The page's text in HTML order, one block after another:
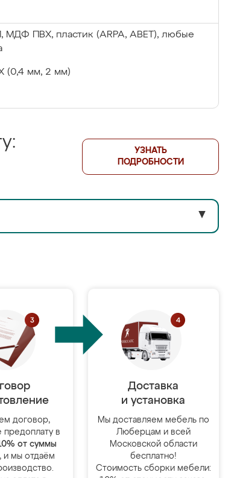
МДФ ПВХ, пластик (ARPA, ABET), любые
(0,4 мм, 2 мм)
УЗНАТЬ
ПОДРОБНОСТИ
▼
договор,
предоплату в
от суммы
, и мы отдаём
Доставка
и установка
Мы доставляем мебель по
Люберцам и всей
Московской области
бесплатно!
Стоимость сборки мебели: